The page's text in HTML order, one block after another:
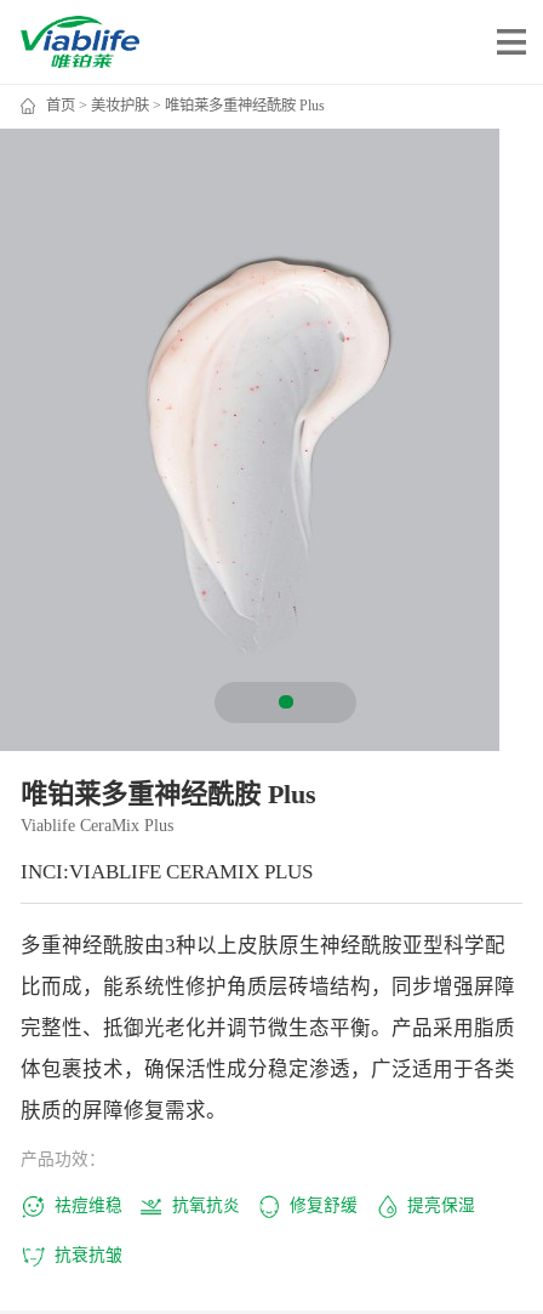
智能生物乐高平台
首页 > 美妆护肤> 唯铂莱多重神经酰胺 Plus
唯铂莱多重神经酰胺 Plus
Viablife CeraMix Plus
INCI:VIABLIFE CERAMIX PLUS
多重神经酰胺由3种以上皮肤原生神经酰胺亚型科学配
比而成，能系统性修护角质层砖墙结构，同步增强屏障
完整性、抵御光老化并调节微生态平衡。产品采用脂质
体包裹技术，确保活性成分稳定渗透，广泛适用于各类
肤质的屏障修复需求。
产品功效：
祛痘维稳 抗氧抗炎 修复舒缓 提亮保湿
抗衰抗皱